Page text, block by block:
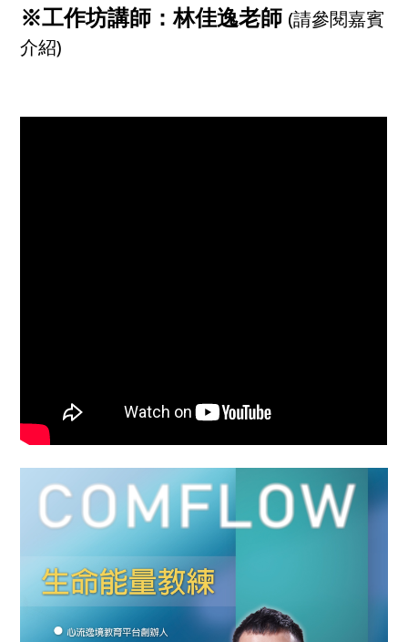
※工作坊講師：林佳逸老師 (請參閱嘉賓
介紹)